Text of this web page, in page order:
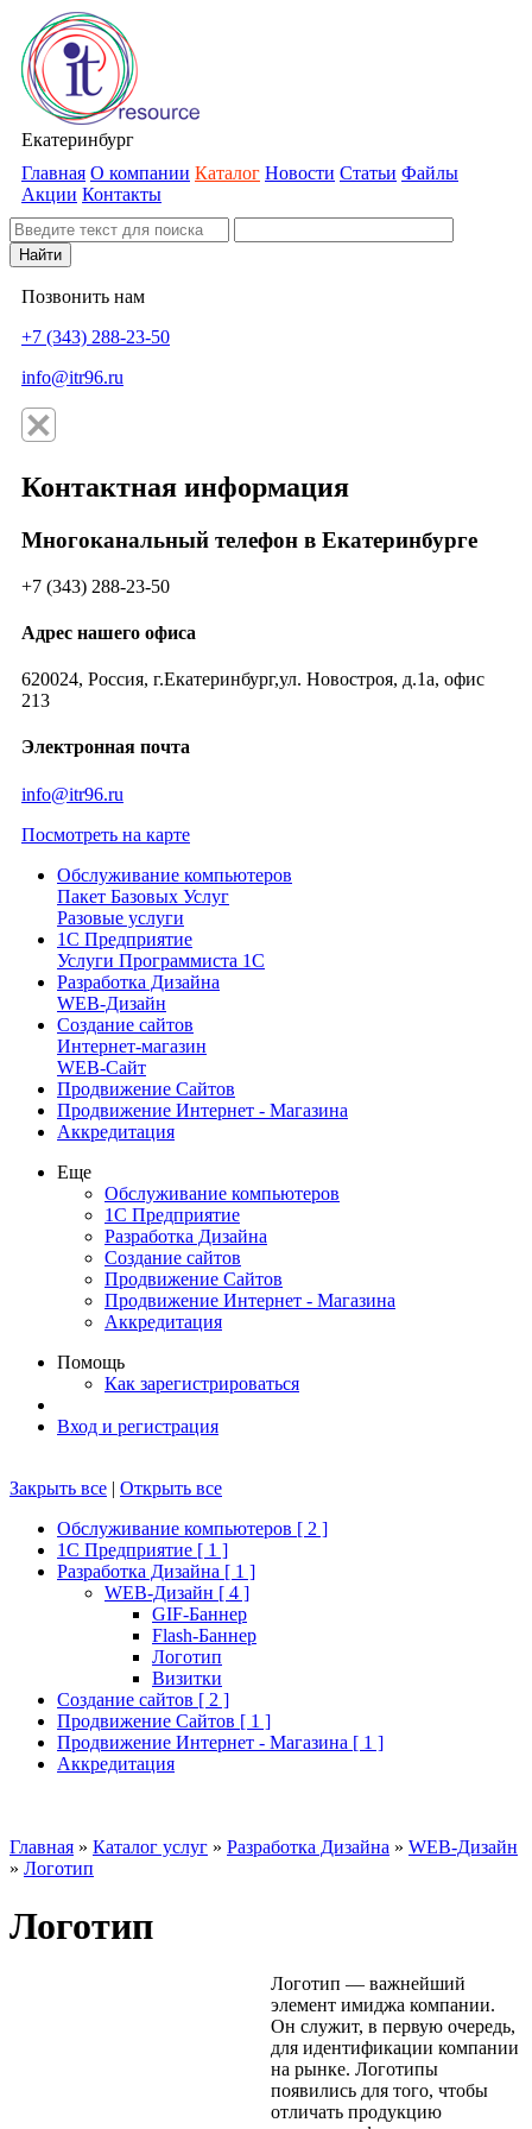
Екатеринбург
Главная О компании Каталог Новости Статьи Файлы
Акции Контакты
Найти
Позвонить нам
+7 (343) 288-23-50
info@itr96.ru
Контактная информация
Многоканальный телефон в Екатеринбурге
+7 (343) 288-23-50
Адрес нашего офиса
620024, Россия, г.Екатеринбург,ул. Новостроя, д.1а, офис
213
Электронная почта
info@itr96.ru
Посмотреть на карте
Обслуживание компьютеров
Пакет Базовых Услуг
Разовые услуги
1С Предприятие
Услуги Программиста 1С
Разработка Дизайна
WEB-Дизайн
Создание сайтов
Интернет-магазин
WEB-Сайт
Продвижение Сайтов
Продвижение Интернет - Магазина
Аккредитация
Еще
Обслуживание компьютеров
1С Предприятие
Разработка Дизайна
Создание сайтов
Продвижение Сайтов
Продвижение Интернет - Магазина
Аккредитация
Помощь
Как зарегистрироваться
Вход и регистрация
Закрыть все | Открыть все
Обслуживание компьютеров [ 2 ]
1С Предприятие [ 1 ]
Разработка Дизайна [ 1 ]
WEB-Дизайн [ 4 ]
GIF-Баннер
Flash-Баннер
Логотип
Визитки
Создание сайтов [ 2 ]
Продвижение Сайтов [ 1 ]
Продвижение Интернет - Магазина [ 1 ]
Аккредитация
Главная » Каталог услуг » Разработка Дизайна » WEB-Дизайн
» Логотип
Логотип
Логотип — важнейший
элемент имиджа компании.
Он служит, в первую очередь,
для идентификации компании
на рынке. Логотипы
появились для того, чтобы
отличать продукцию